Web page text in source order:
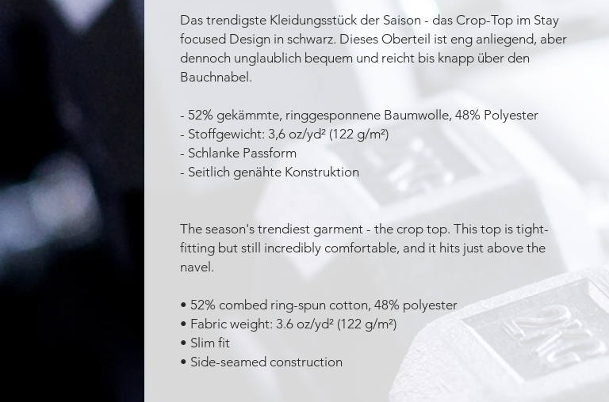
Das trendigste Kleidungsstück der Saison - das Crop-Top im Stay
focused Design in schwarz. Dieses Oberteil ist eng anliegend, aber
dennoch unglaublich bequem und reicht bis knapp über den
Bauchnabel.
- 52% gekämmte, ringgesponnene Baumwolle, 48% Polyester
- Stoffgewicht: 3,6 oz/yd² (122 g/m²)
- Schlanke Passform
- Seitlich genähte Konstruktion
The season's trendiest garment - the crop top. This top is tight-
fitting but still incredibly comfortable, and it hits just above the
navel.
• 52% combed ring-spun cotton, 48% polyester
• Fabric weight: 3.6 oz/yd² (122 g/m²)
• Slim fit
• Side-seamed construction